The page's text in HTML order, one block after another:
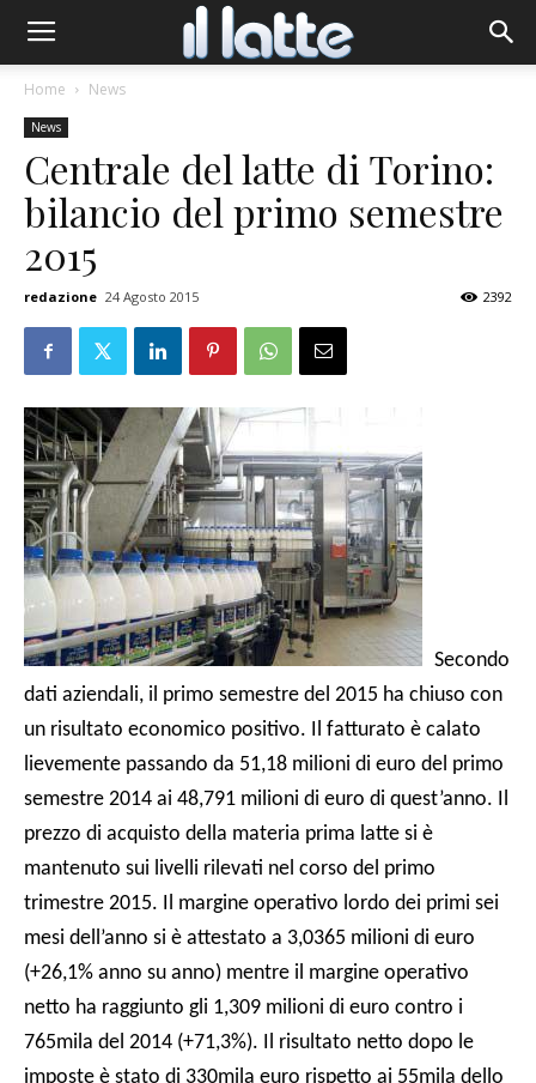
Home News
News
Centrale del latte di Torino:
bilancio del primo semestre
2015
redazione 24 Agosto 2015 2392
Secondo
dati aziendali, il primo semestre del 2015 ha chiuso con
un risultato economico positivo. Il fatturato è calato
lievemente passando da 51,18 milioni di euro del primo
semestre 2014 ai 48,791 milioni di euro di quest’anno. Il
prezzo di acquisto della materia prima latte si è
mantenuto sui livelli rilevati nel corso del primo
trimestre 2015. Il margine operativo lordo dei primi sei
mesi dell’anno si è attestato a 3,0365 milioni di euro
(+26,1% anno su anno) mentre il margine operativo
netto ha raggiunto gli 1,309 milioni di euro contro i
765mila del 2014 (+71,3%). Il risultato netto dopo le
imposte è stato di 330mila euro rispetto ai 55mila dello